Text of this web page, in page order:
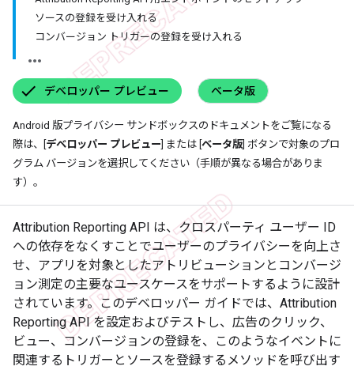
ソースの登録を受け入れる
コンバージョン トリガーの登録を受け入れる
デベロッパー プレビュー ベータ版
Android 版プライバシー サンドボックスのドキュメントをご覧になる
際は、[デベロッパー プレビュー] または [ベータ版] ボタンで対象のプロ
グラム バージョンを選択してください（手順が異なる場合がありま
す）。
Attribution Reporting API は、クロスパーティ ユーザー ID
への依存をなくすことでユーザーのプライバシーを向上さ
せ、アプリを対象としたアトリビューションとコンバージ
ョン測定の主要なユースケースをサポートするように設計
されています。このデベロッパー ガイドでは、Attribution
Reporting API を設定およびテストし、広告のクリック、
ビュー、コンバージョンの登録を、このようなイベントに
関連するトリガーとソースを登録するメソッドを呼び出す